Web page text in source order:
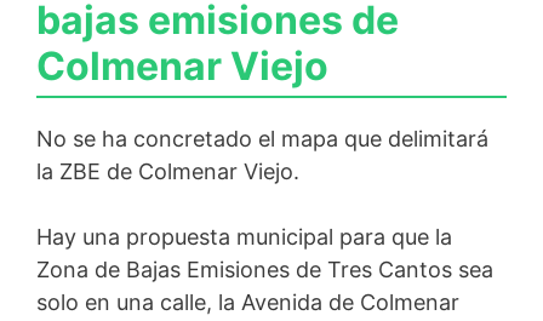
bajas emisiones de
Colmenar Viejo
No se ha concretado el mapa que delimitará
la ZBE de Colmenar Viejo.
Hay una propuesta municipal para que la
Zona de Bajas Emisiones de Tres Cantos sea
solo en una calle, la Avenida de Colmenar